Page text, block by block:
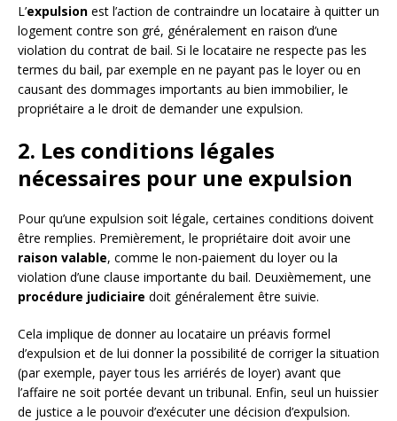
L’expulsion est l’action de contraindre un locataire à quitter un
logement contre son gré, généralement en raison d’une
violation du contrat de bail. Si le locataire ne respecte pas les
termes du bail, par exemple en ne payant pas le loyer ou en
causant des dommages importants au bien immobilier, le
propriétaire a le droit de demander une expulsion.
2. Les conditions légales
nécessaires pour une expulsion
Pour qu’une expulsion soit légale, certaines conditions doivent
être remplies. Premièrement, le propriétaire doit avoir une
raison valable, comme le non-paiement du loyer ou la
violation d’une clause importante du bail. Deuxièmement, une
procédure judiciaire doit généralement être suivie.
Cela implique de donner au locataire un préavis formel
d’expulsion et de lui donner la possibilité de corriger la situation
(par exemple, payer tous les arriérés de loyer) avant que
l’affaire ne soit portée devant un tribunal. Enfin, seul un huissier
de justice a le pouvoir d’exécuter une décision d’expulsion.